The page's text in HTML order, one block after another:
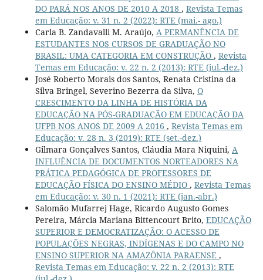
DO PARÁ NOS ANOS DE 2010 A 2018 , Revista Temas
em Educação: v. 31 n. 2 (2022): RTE (mai.- ago.)
Carla B. Zandavalli M. Araújo, A PERMANÊNCIA DE
ESTUDANTES NOS CURSOS DE GRADUAÇÃO NO
BRASIL: UMA CATEGORIA EM CONSTRUÇÃO , Revista
Temas em Educação: v. 22 n. 2 (2013): RTE (jul.-dez.)
José Roberto Morais dos Santos, Renata Cristina da
Silva Bringel, Severino Bezerra da Silva, O
CRESCIMENTO DA LINHA DE HISTÓRIA DA
EDUCAÇÃO NA PÓS-GRADUAÇÃO EM EDUCAÇÃO DA
UFPB NOS ANOS DE 2009 A 2016 , Revista Temas em
Educação: v. 28 n. 3 (2019): RTE (set.-dez.)
Gilmara Gonçalves Santos, Cláudia Mara Niquini, A
INFLUÊNCIA DE DOCUMENTOS NORTEADORES NA
PRÁTICA PEDAGÓGICA DE PROFESSORES DE
EDUCAÇÃO FÍSICA DO ENSINO MÉDIO , Revista Temas
em Educação: v. 30 n. 1 (2021): RTE (jan.-abr.)
Salomão Mufarrej Hage, Ricardo Augusto Gomes
Pereira, Márcia Mariana Bittencourt Brito, EDUCAÇÃO
SUPERIOR E DEMOCRATIZAÇÃO: O ACESSO DE
POPULAÇÕES NEGRAS, INDÍGENAS E DO CAMPO NO
ENSINO SUPERIOR NA AMAZÔNIA PARAENSE ,
Revista Temas em Educação: v. 22 n. 2 (2013): RTE